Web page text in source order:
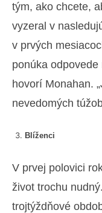
tým, ako chcete,
vyzeral v
v prvých
ponúka odpovede
hovorí Monahan.
nevedomých
Blíženci
V prvej polovici
život trochu
trojtýždňové